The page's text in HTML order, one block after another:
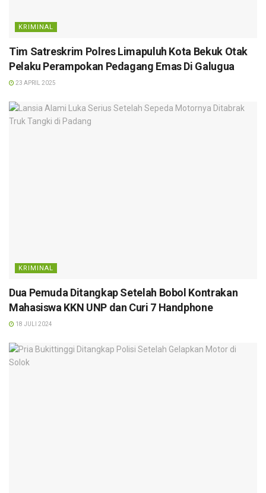
KRIMINAL
Tim Satreskrim Polres Limapuluh Kota Bekuk Otak
Pelaku Perampokan Pedagang Emas Di Galugua
23 APRIL 2025
KRIMINAL
Dua Pemuda Ditangkap Setelah Bobol Kontrakan
Mahasiswa KKN UNP dan Curi 7 Handphone
18 JULI 2024